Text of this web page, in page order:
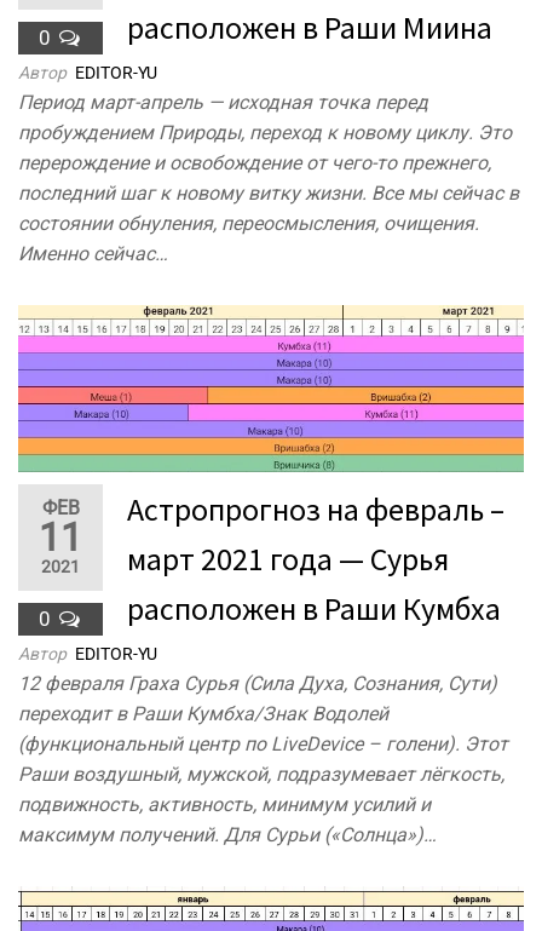
0
расположен в Раши Миина
Автор EDITOR-YU
Период март-апрель — исходная точка перед
пробуждением Природы, переход к новому циклу. Это
перерождение и освобождение от чего-то прежнего,
последний шаг к новому витку жизни. Все мы сейчас в
состоянии обнуления, переосмысления, очищения.
Именно сейчас…
ФЕВ
11
2021
0
Астропрогноз на февраль –
март 2021 года — Сурья
расположен в Раши Кумбха
Автор EDITOR-YU
12 февраля Граха Сурья (Сила Духа, Сознания, Сути)
переходит в Раши Кумбха/Знак Водолей
(функциональный центр по LiveDevice – голени). Этот
Раши воздушный, мужской, подразумевает лёгкость,
подвижность, активность, минимум усилий и
максимум получений. Для Сурьи («Солнца»)…